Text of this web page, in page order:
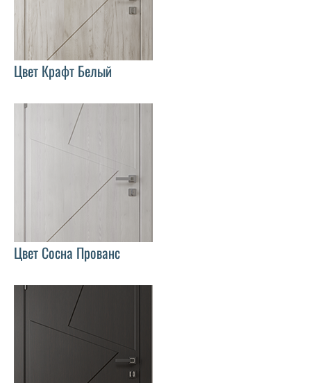
Цвет Крафт Белый
Цвет Сосна Прованс